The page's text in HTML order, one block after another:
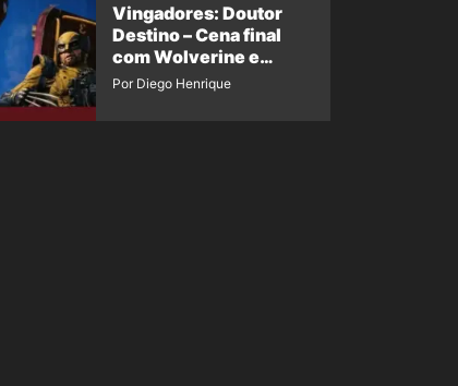
Vingadores: Doutor
Destino – Cena final
com Wolverine e
Homem-Aranha de
Por Diego Henrique